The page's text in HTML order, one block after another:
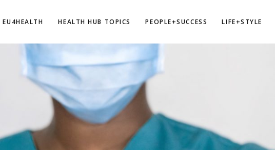
EU4HEALTH HEALTH HUB TOPICS PEOPLE+SUCCESS LIFE+STYLE